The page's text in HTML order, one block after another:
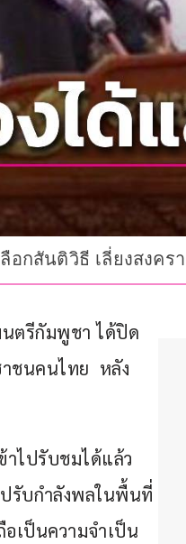
อกสันติวิธี เลี่ยงสงคร
ตรีกัมพูชา ได้ปิด
ชนคนไทย  หลัง
าไปรับชมได้แล้ว
รับกำลังพลในพื้นที่
เป็นความจำเป็น